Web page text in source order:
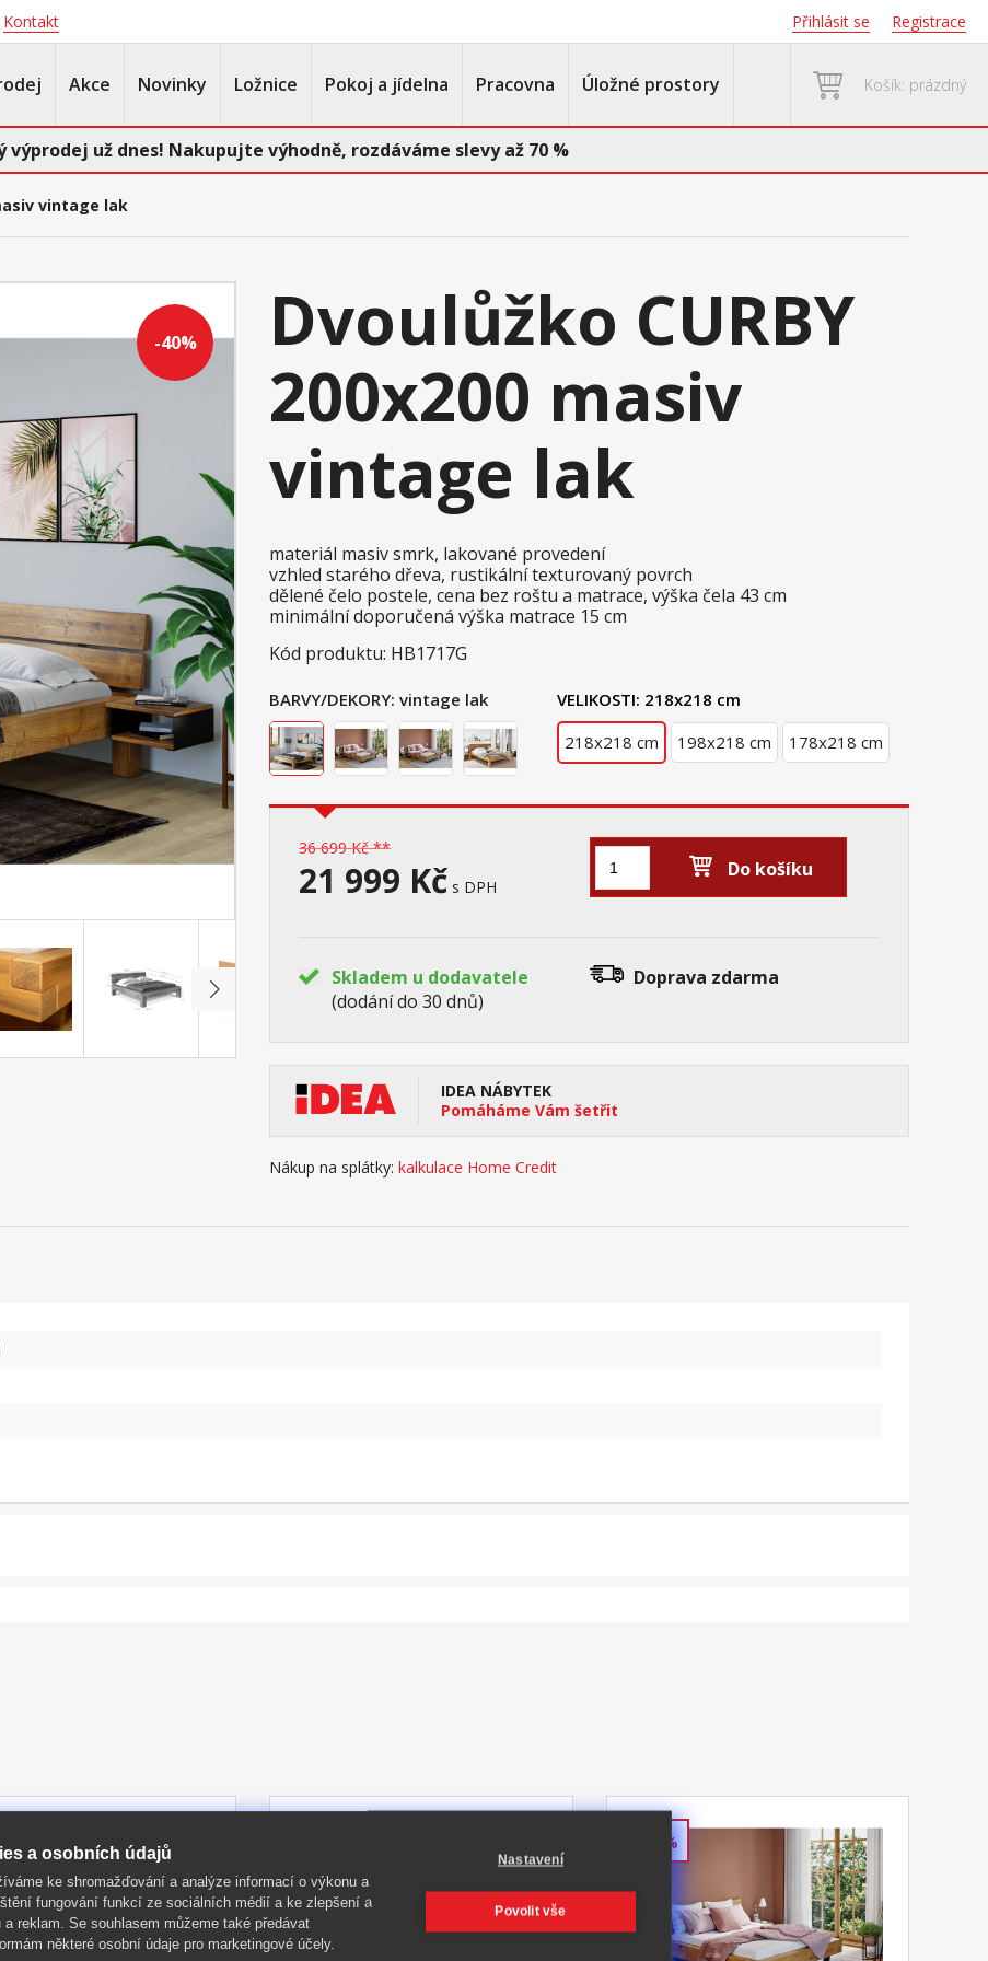
Kontakt Přihlásit se Registrace
Akce Novinky Ložnice Pokoj a jídelna Pracovna Úložné prostory Košík: prázdný
výprodej už dnes! Nakupujte výhodně, rozdáváme slevy až 70 %
vintage lak
-40%
Dvoulůžko CURBY
200x200 masiv
vintage lak
materiál masiv smrk, lakované provedení
vzhled starého dřeva, rustikální texturovaný povrch
dělené čelo postele, cena bez roštu a matrace, výška čela 43 cm
minimální doporučená výška matrace 15 cm
Kód produktu: HB1717G
BARVY/DEKORY: vintage lak VELIKOSTI: 218x218 cm
218x218 cm
198x218 cm 178x218 cm
36 699 Kč **
21 999 Kč s DPH
Do košíku
Skladem u dodavatele
(dodání do 30 dnů)
Doprava zdarma
IDEA NÁBYTEK
Pomáháme Vám šetřit
Nákup na splátky: kalkulace Home Credit
-40%
a osobních údajů
ke shromažďování a analýze informací o výkonu a
fungování funkcí ze sociálních médií a ke zlepšení a
a reklam. Se souhlasem můžeme také předávat
některé osobní údaje pro marketingové účely.
Nastavení
Povolit vše